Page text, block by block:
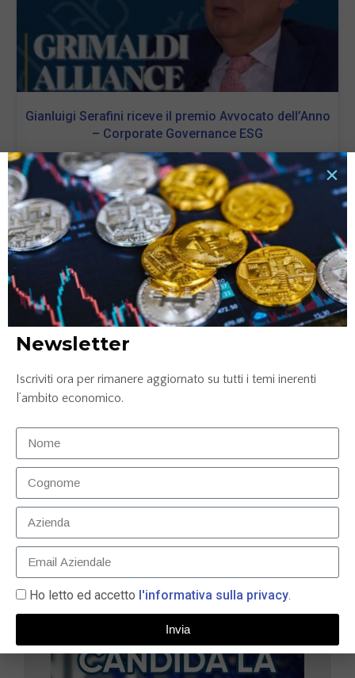
Gianluigi Serafini riceve il premio Avvocato dell’Anno
– Corporate Governance ESG
22 Ottobre 2024
LEGGI TUTTO »
dell’Anno – Innovazione & Leadership – Oil & Gas
Newsletter
Iscriviti ora per rimanere aggiornato su tutti i temi inerenti
l’ambito economico.
Ho letto ed accetto l'informativa sulla privacy.
Invia